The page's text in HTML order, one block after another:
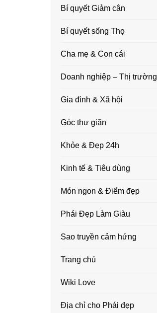
Bí quyết Giảm cân
Bí quyết sống Thọ
Cha mẹ & Con cái
Doanh nghiệp – Thị trường
Gia đình & Xã hội
Góc thư giãn
Khỏe & Đẹp 24h
Kinh tế & Tiêu dùng
Món ngon & Điểm đẹp
Phái Đẹp Làm Giàu
Sao truyền cảm hứng
Trang chủ
Wiki Love
Địa chỉ cho Phái đẹp